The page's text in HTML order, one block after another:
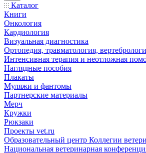
Каталог
Книги
Онкология
Кардиология
Визуальная диагностика
Ортопедия, травматология,
Интенсивная терапия и неотложная
Наглядные пособия
Плакаты
Муляжи и фантомы
Партнерские материалы
Мерч
Кружки
Рюкзаки
Проекты vet.ru
Образовательный центр Коллегии
Национальная ветеринарная